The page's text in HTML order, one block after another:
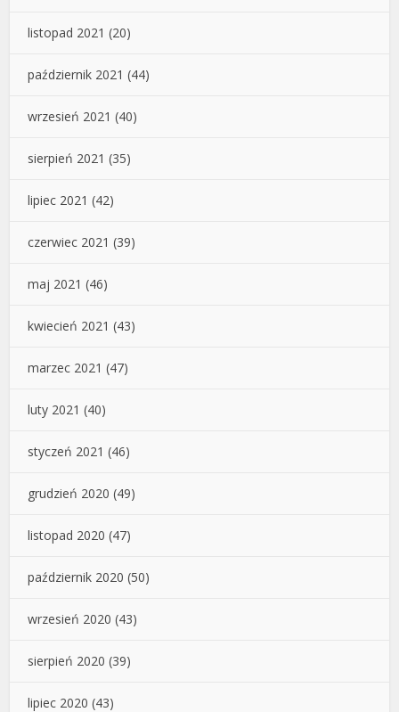
listopad 2021 (20)
październik 2021 (44)
wrzesień 2021 (40)
sierpień 2021 (35)
lipiec 2021 (42)
czerwiec 2021 (39)
maj 2021 (46)
kwiecień 2021 (43)
marzec 2021 (47)
luty 2021 (40)
styczeń 2021 (46)
grudzień 2020 (49)
listopad 2020 (47)
październik 2020 (50)
wrzesień 2020 (43)
sierpień 2020 (39)
lipiec 2020 (43)